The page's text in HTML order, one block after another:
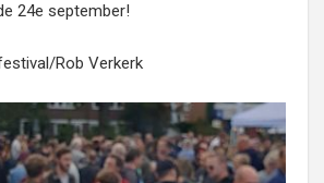
24e september!
Rob Verkerk